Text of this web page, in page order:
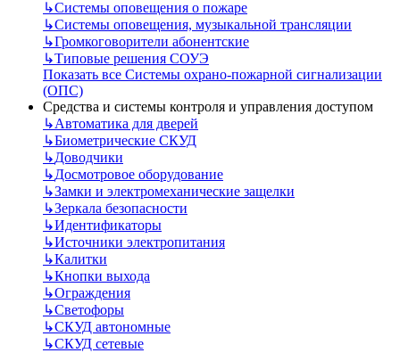
↳Системы оповещения о пожаре
↳Системы оповещения, музыкальной трансляции
↳Громкоговорители абонентские
↳Типовые решения СОУЭ
Показать все Системы охрано-пожарной сигнализации
(ОПС)
Средства и системы контроля и управления доступом
↳Автоматика для дверей
↳Биометрические СКУД
↳Доводчики
↳Досмотровое оборудование
↳Замки и электромеханические защелки
↳Зеркала безопасности
↳Идентификаторы
↳Источники электропитания
↳Калитки
↳Кнопки выхода
↳Ограждения
↳Светофоры
↳СКУД автономные
↳СКУД сетевые